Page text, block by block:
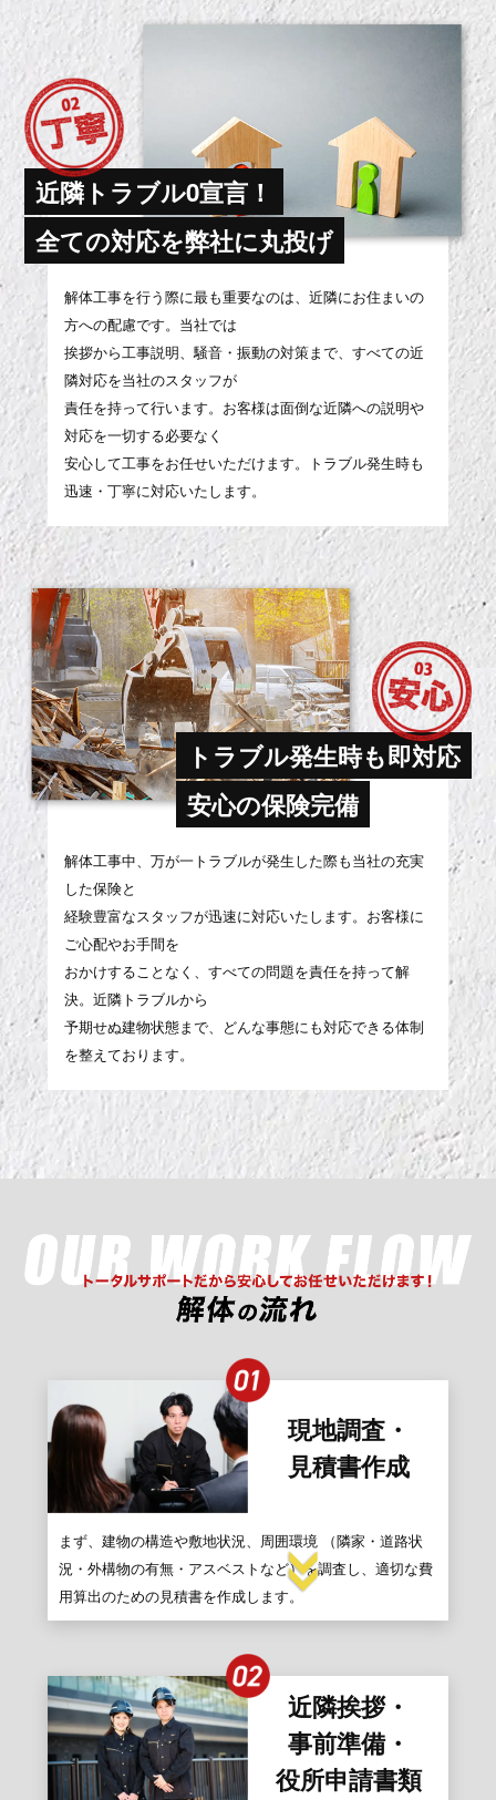
近隣トラブル0宣言！
全ての対応を弊社に丸投げ
解体工事を行う際に最も重要なのは、近隣にお住まいの
方への配慮です。当社では
挨拶から工事説明、騒音・振動の対策まで、すべての近
隣対応を当社のスタッフが
責任を持って行います。お客様は面倒な近隣への説明や
対応を一切する必要なく
安心して工事をお任せいただけます。トラブル発生時も
迅速・丁寧に対応いたします。
トラブル発生時も即対応
安心の保険完備
解体工事中、万が一トラブルが発生した際も当社の充実
した保険と
経験豊富なスタッフが迅速に対応いたします。お客様に
ご心配やお手間を
おかけすることなく、すべての問題を責任を持って解
決。近隣トラブルから
予期せぬ建物状態まで、どんな事態にも対応できる体制
を整えております。
現地調査・
見積書作成
まず、建物の構造や敷地状況、周囲環境 （隣家・道路状
況・外構物の有無・アスベストなど）を調査し、適切な費
用算出のための見積書を作成します。
近隣挨拶・
事前準備・
役所申請書類